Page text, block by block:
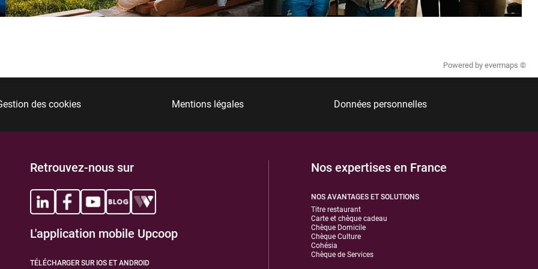
Powered by evermaps ©
des cookies Mentions légales Données personnelles
Retrouvez-nous sur
L'application mobile Upcoop
TÉLÉCHARGER SUR IOS ET ANDROID
Nos expertises en France
NOS AVANTAGES ET SOLUTIONS
Titre restaurant
Carte et chèque cadeau
Chèque Domicile
Chèque Culture
Cohésia
Chèque de Services